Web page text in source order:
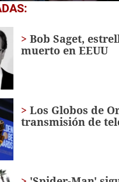
Bob Saget,
muerto en EEUU
Los Globos de
transmisión de